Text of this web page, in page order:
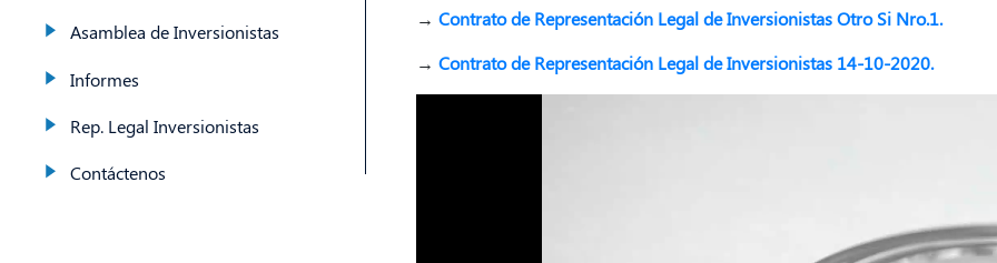
Asamblea de Inversionistas
Informes
Rep. Legal Inversionistas
Contáctenos
→ Contrato de Representación Legal de Inversionistas Otro Si Nro.1.
→ Contrato de Representación Legal de Inversionistas 14-10-2020.